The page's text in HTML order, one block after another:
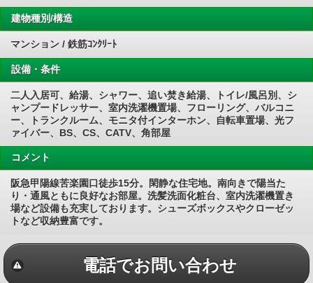
建物種別/構造
マンション / 鉄筋ｺﾝｸﾘｰﾄ
設備・条件
二人入居可、給湯、シャワー、追い焚き給湯、トイレ/風呂別、シ
ャンプードレッサー、室内洗濯機置場、フローリング、バルコニ
ー、トランクルーム、モニタ付インターホン、自転車置場、光フ
ァイバー、BS、CS、CATV、角部屋
コメント
阪急甲陽線苦楽園口徒歩15分。閑静な住宅地。南向きで陽当た
り・通風ともに良好なお部屋。洗髪洗面化粧台、室内洗濯機置き
場など設備も充実しております。シューズボックスやクローゼッ
トなど収納豊富です。
電話でお問い合わせ